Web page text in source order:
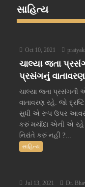
સાહિત્ય
Oct 10, 2021
ચાલ્યા જતા
પ્રસંગનું
ચાલ્યા જતા પ્રસંગની
વાતાવરણ રહે. જો
સુધી એ રૂપ ઉપર આવરણ
કરું મર્યાદા એની એ
નિરાંતે કરું નહીં ?...
સાહિત્ય
Jul 13, 2021 Dr.